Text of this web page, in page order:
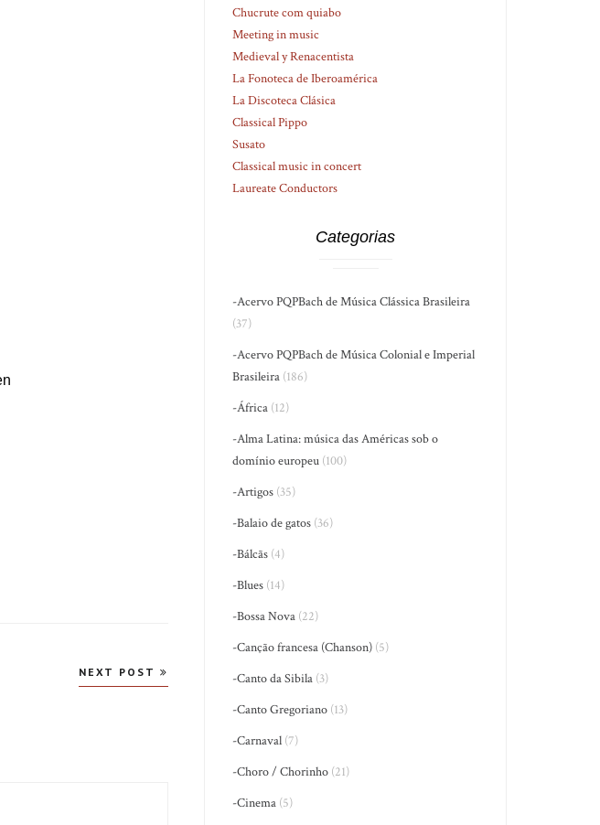
NEXT POST
Chucrute com quiabo
Meeting in music
Medieval y Renacentista
La Fonoteca de Iberoamérica
La Discoteca Clásica
Classical Pippo
Susato
Classical music in concert
Laureate Conductors
Categorias
-Acervo PQPBach de Música Clássica Brasileira
(37)
-Acervo PQPBach de Música Colonial e Imperial
Brasileira (186)
-África (12)
-Alma Latina: música das Américas sob o
domínio europeu (100)
-Artigos (35)
-Balaio de gatos (36)
-Bálcãs (4)
-Blues (14)
-Bossa Nova (22)
-Canção francesa (Chanson) (5)
-Canto da Sibila (3)
-Canto Gregoriano (13)
-Carnaval (7)
-Choro / Chorinho (21)
-Cinema (5)